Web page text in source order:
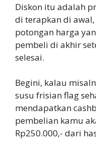
Diskon itu adalah
di terapkan di
potongan harga
pembeli di akhir
selesai.
Begini, kalau
susu frisian flag
mendapatkan
pembelian kamu
Rp250.000,- dari